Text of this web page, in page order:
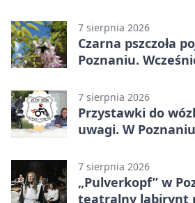
7 sierpnia 2026
Czarna pszczoła
Poznaniu.
7 sierpnia 2026
Przystawki do
uwagi. W
7 sierpnia 2026
„Pulverkopf” w
teatralny labirynt